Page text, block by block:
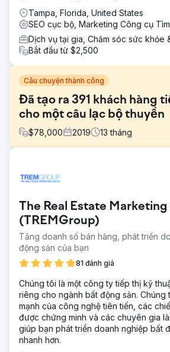
Tampa, Florida, United States
SEO cục bộ, Marketing Công cụ
Dịch vụ tại gia, Chăm sóc sức khỏe
Bắt đầu từ $2,500
Câu chuyện thành công
Đã tạo ra 391 khách hàng
cho một câu lạc bộ thuyền
$78,000 2019 13 tháng
Freedom Boat Club of Tampa Bay
thị nào đang thúc đẩy thành viên mới
việc theo dõi không nhất quán và
phải vật lộn để kết nối chi tiêu quảng
tế. Mục tiêu của họ là liên kết tiếp thị
trung các nỗ lực quảng cáo vào nơi họ
duy trì tăng trưởng theo quỹ đạo tăng
cả trong khi mở rộng sang các thị
Giải pháp
cyberlicious® đã tạo ra một trang web
tích hợp nó với CRM, hệ thống theo
Google Analytics để có một kế hoạch
liệu. Chúng tôi đã rắc SEO cục bộ để
thị hữu cơ và triển khai các chiến dịch
The Real Estate
(TREMGroup)
Tăng doanh số bán hàng, phát triển
động sản của bạn
81 đánh giá
Chúng tôi là một công ty tiếp thị kỹ
riêng cho ngành bất động sản. Chúng
mạnh của công nghệ tiên tiến, các
được chứng minh và các chuyên gia
giúp bạn phát triển doanh nghiệp bất
nhanh hơn.